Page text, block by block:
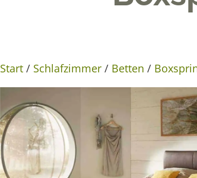
Start / Schlafzimmer / Betten /